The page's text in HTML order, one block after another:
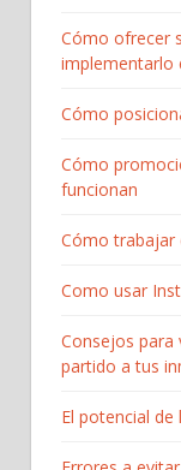
Cómo ofrecer
implementarlo
Cómo
Cómo
funcionan
Cómo trabajar
Como usar
Consejos para
partido a tus
El potencial